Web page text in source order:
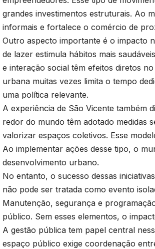
grandes investimentos estruturais. Ao
informais e fortalece o comércio de
Outro aspecto importante é o impacto
de lazer estimula hábitos mais
e interação social têm efeitos diretos
urbana muitas vezes limita o tempo
uma política relevante.
A experiência de São Vicente também
redor do mundo têm adotado medidas
valorizar espaços coletivos. Esse
Ao implementar ações desse tipo, o
desenvolvimento urbano.
No entanto, o sucesso dessas
não pode ser tratada como evento
Manutenção, segurança e
público. Sem esses elementos, o
A gestão pública tem papel central
espaço público exige coordenação